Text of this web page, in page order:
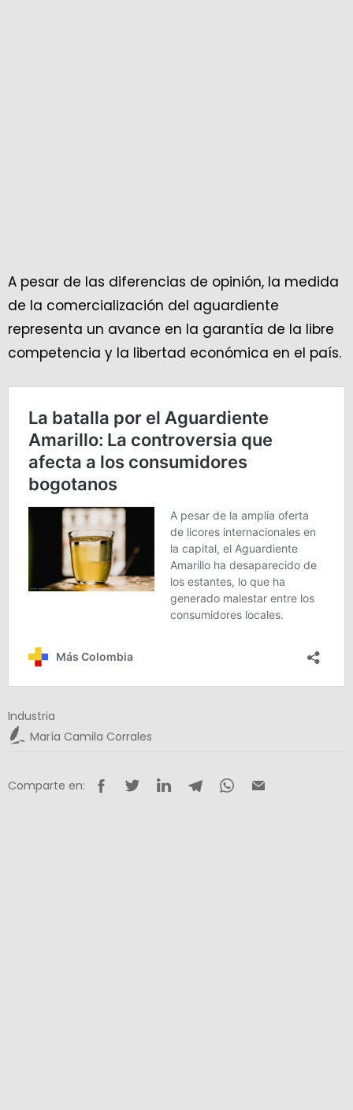
A pesar de las diferencias de opinión, la medida
de la comercialización del aguardiente
representa un avance en la garantía de la libre
competencia y la libertad económica en el país.
Industria
María Camila Corrales
Comparte en: